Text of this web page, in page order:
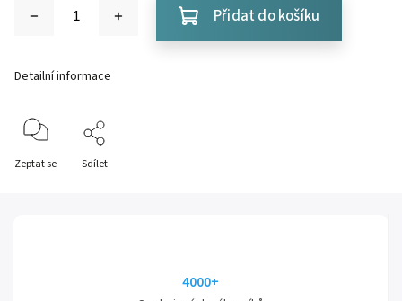
Přidat do košíku
Detailní informace
Zeptat se Sdílet
4000+